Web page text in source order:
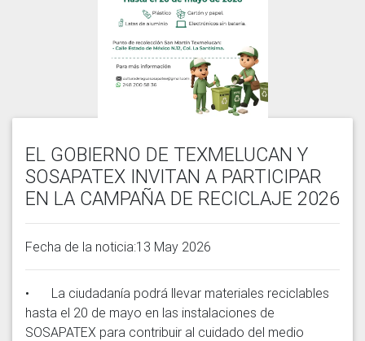
EL GOBIERNO DE TEXMELUCAN Y
SOSAPATEX INVITAN A PARTICIPAR
EN LA CAMPAÑA DE RECICLAJE 2026
Fecha de la noticia:13 May 2026
•	La ciudadanía podrá llevar materiales reciclables
hasta el 20 de mayo en las instalaciones de
SOSAPATEX para contribuir al cuidado del medio